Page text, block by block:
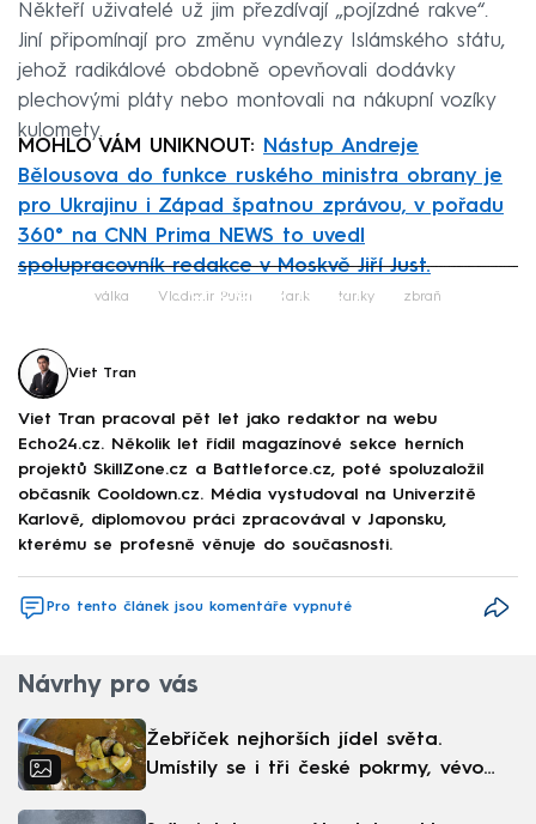
Někteří uživatelé už jim přezdívají „pojízdné rakve“.
Jiní připomínají pro změnu vynálezy Islámského státu,
jehož radikálové obdobně opevňovali dodávky
plechovými pláty nebo montovali na nákupní vozíky
kulomety.
MOHLO VÁM UNIKNOUT:
Nástup Andreje
Bělousova do funkce ruského ministra obrany je
pro Ukrajinu i Západ špatnou zprávou, v pořadu
360° na CNN Prima NEWS to uvedl
spolupracovník redakce v Moskvě Jiří Just.
Failed to fetch
válka Vladimir Putin tank tanky zbraň
Viet Tran
Viet Tran pracoval pět let jako redaktor na webu
Echo24.cz. Několik let řídil magazínové sekce herních
projektů SkillZone.cz a Battleforce.cz, poté spoluzaložil
občasník Cooldown.cz. Média vystudoval na Univerzitě
Karlově, diplomovou práci zpracovával v Japonsku,
kterému se profesně věnuje do současnosti.
Pro tento článek jsou komentáře vypnuté
Návrhy pro vás
Žebříček nejhorších jídel světa.
Umístily se i tři české pokrmy, vévodí